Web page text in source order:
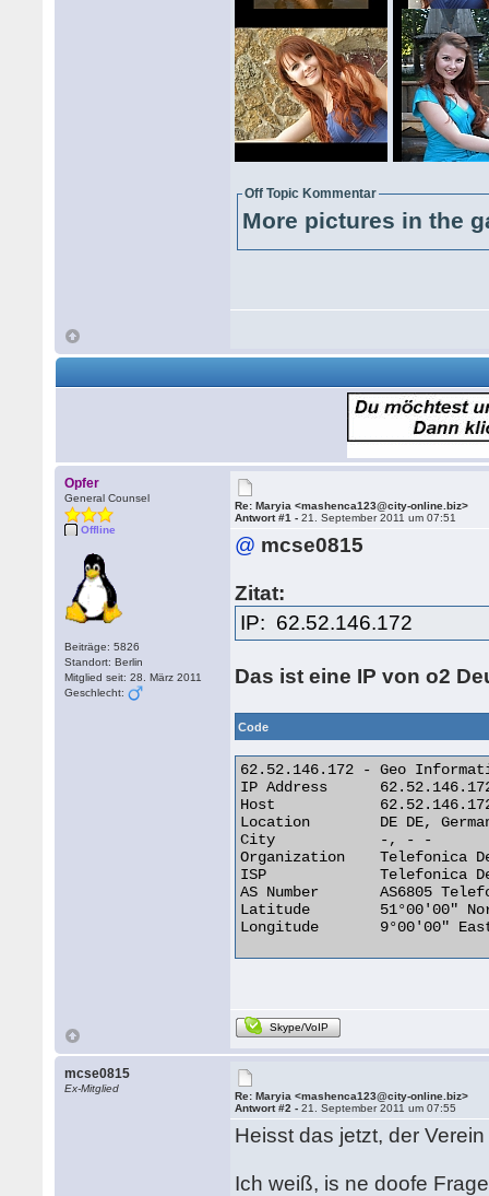
Off Topic Kommentar
More pictures in the
Opfer
General Counsel
Offline
Beiträge: 5826
Standort: Berlin
Mitglied seit: 28. März 2011
Geschlecht:
Re: Maryia <mashenca123@city-online.biz>
Antwort #1 -21. September 2011 um 07:51
@ mcse0815
Zitat:
IP: 62.52.146.172
Das ist eine IP von o2
Code
62.52.146.172 - Geo
IP Address 	62.52.146.172
Host 	        62.52.146.172
Location 	DE DE, Germany
City 	        -, - -
Organization 	Telefonica Deutschland GmBH
ISP 	        Telefonica Deutschland GmBH
AS Number 	AS6805 Telefonica o2 Germany Autonomous System
Latitude 	51°00'00" North
Longitude 	9°00'00" East
Skype/VoIP
mcse0815
Ex-Mitglied
Re: Maryia <mashenca123@city-online.biz>
Antwort #2 -21. September 2011 um 07:55
Heisst das jetzt, der
Ich weiß, is ne doofe